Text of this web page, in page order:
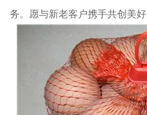
务。愿与新老客户携手共创美好